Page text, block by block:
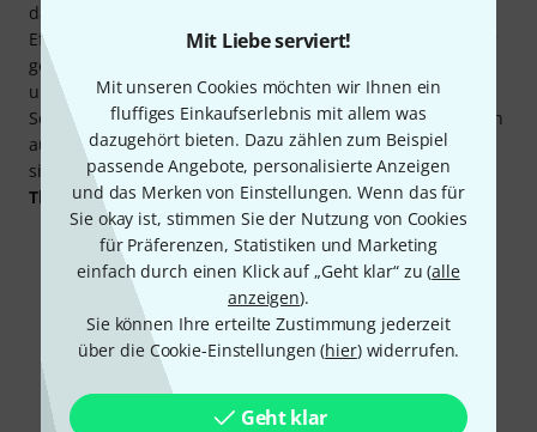
Mit Liebe serviert!
Mit unseren Cookies möchten wir Ihnen ein
fluffiges Einkaufserlebnis mit allem was
dazugehört bieten. Dazu zählen zum Beispiel
passende Angebote, personalisierte Anzeigen
und das Merken von Einstellungen. Wenn das für
Sie okay ist, stimmen Sie der Nutzung von Cookies
für Präferenzen, Statistiken und Marketing
einfach durch einen Klick auf „Geht klar“ zu (alle
anzeigen).
Sie können Ihre erteilte Zustimmung jederzeit
über die Cookie-Einstellungen (hier) widerrufen.
Geht klar
das Notieren von Einstellungen am Verstärker, Mischpult,
Effektgeräten oder Software. Und natürlich führen Musiker
gerne To-Do-Listen und erstellen Übe-Pläne. Für all diese
und viele weitere Situationen sind Stifte, Schreibsets und
Schreibblöcke ein ideales Geschenk, das man sich natürlich
auch selbst machen kann. In unserem Sortiment befinden
sich
SchreibblöckevomHenle Verlag, vonMusic Sales
Thomann .